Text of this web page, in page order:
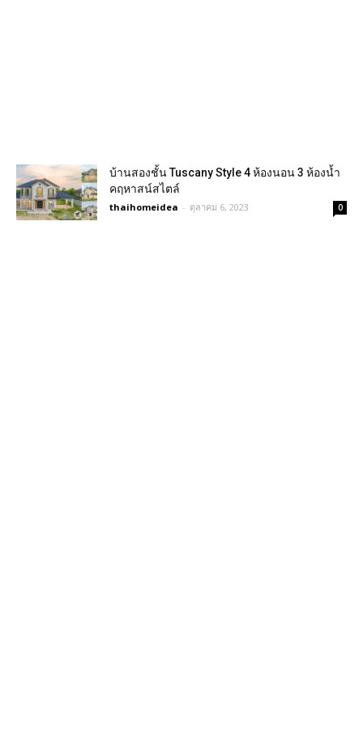
บ้านสองชั้น Tuscany Style 4 ห้องนอน 3 ห้องน้ำ
คฤหาสน์สไตล์
thaihomeidea - ตุลาคม 6, 2023 0